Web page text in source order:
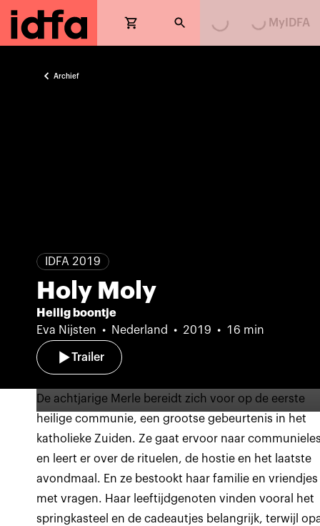
Loading...Loading...
MyIDFA
Archief
IDFA 2019
Holy Moly
Heilig boontje
Eva Nijsten
Nederland 2019 16 min
Trailer
De achtjarige Merle bereidt zich voor op de eerste
heilige communie, een grootse gebeurtenis in het
katholieke Zuiden. Ze gaat ervoor naar
en leert er over de rituelen, de hostie en het laatste
avondmaal. En ze bestookt haar familie en vriendjes
met vragen. Haar leeftijdgenoten vinden vooral het
springkasteel en de cadeautjes belangrijk, terwijl